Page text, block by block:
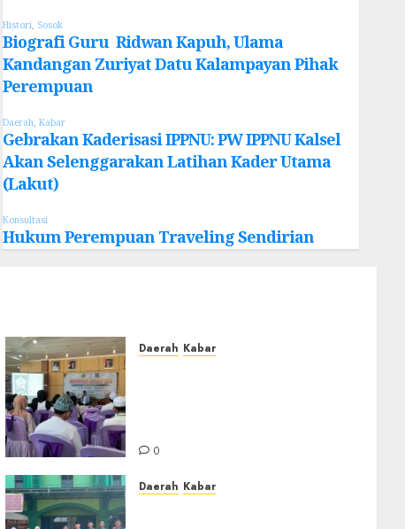
Histori Sosok
Biografi Guru Ridwan Kapuh, Ulama
Kandangan Zuriyat Datu Kalampayan Pihak
Perempuan
Daerah Kabar
Gebrakan Kaderisasi IPPNU: PW IPPNU Kalsel
Akan Selenggarakan Latihan Kader Utama
(Lakut)
Konsultasi
Hukum Perempuan Traveling Sendirian
Daerah Kabar
0
Daerah Kabar